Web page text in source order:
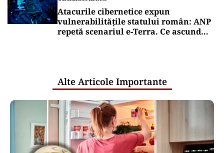
Atacurile cibernetice expun
vulnerabilitățile statului român: ANP
repetă scenariul e‑Terra. Ce ascund
Alte Articole Importante